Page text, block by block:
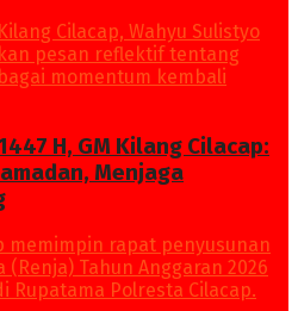
H, GM Kilang Cilacap:
Menjaga